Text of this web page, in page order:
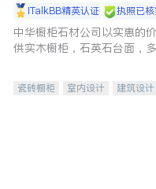
iTalkBB精英认证 执照已
中华橱柜石材公司以实惠的
供实木橱柜，石英石台面，
机。品质厨房，家的选择。
瓷砖橱柜 室内设计
建筑设计